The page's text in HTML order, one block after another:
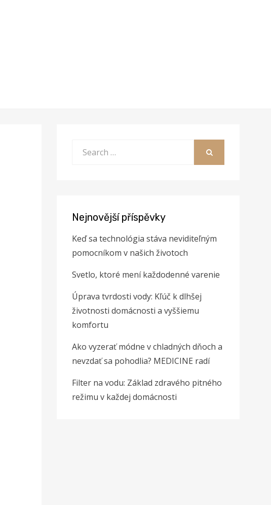
Nejnovější příspěvky
Keď sa technológia stáva neviditeľným
pomocníkom v našich životoch
Svetlo, ktoré mení každodenné varenie
Úprava tvrdosti vody: Kľúč k dlhšej
životnosti domácnosti a vyššiemu
komfortu
Ako vyzerať módne v chladných dňoch a
nevzdať sa pohodlia? MEDICINE radí
Filter na vodu: Základ zdravého pitného
režimu v každej domácnosti